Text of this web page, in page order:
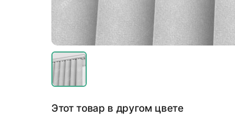
Этот товар в другом цвете